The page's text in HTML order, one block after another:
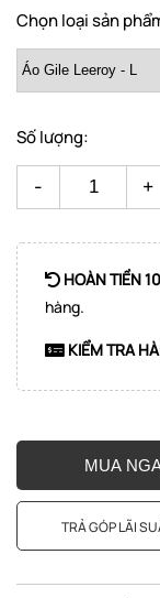
Chọn loại sản
Số lượng:
- +
HOÀN TIỀN
hàng.
KIỂM TRA
MUA
TRẢ GÓP LÃI